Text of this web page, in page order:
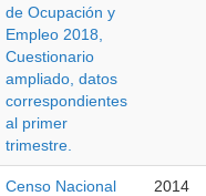
de Ocupación y
Empleo 2018,
Cuestionario
ampliado, datos
correspondientes
al primer
trimestre.
Censo Nacional
2014